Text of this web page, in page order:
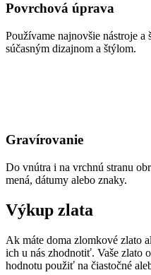
Povrchová úprava
Používame najnovšie nástroje a
súčasným dizajnom a štýlom.
Gravírovanie
Do vnútra i na vrchnú stranu
mená, dátumy alebo znaky.
Výkup zlata
Ak máte doma zlomkové zlato
ich u nás zhodnotiť. Vaše zlato
hodnotu použiť na čiastočné